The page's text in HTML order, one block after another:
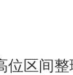
区间整